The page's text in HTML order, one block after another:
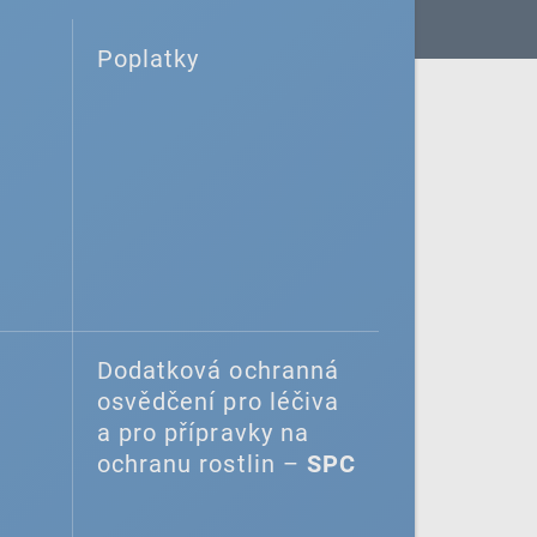
Poplatky
Dodatková ochranná
osvědčení pro léčiva
a pro přípravky na
ochranu rostlin – SPC